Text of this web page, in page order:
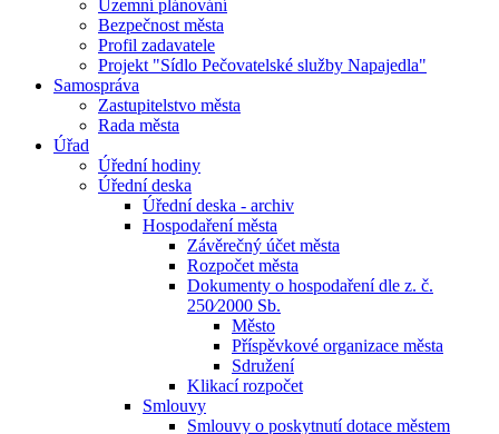
Územní plánování
Bezpečnost města
Profil zadavatele
Projekt "Sídlo Pečovatelské služby Napajedla"
Samospráva
Zastupitelstvo města
Rada města
Úřad
Úřední hodiny
Úřední deska
Úřední deska - archiv
Hospodaření města
Závěrečný účet města
Rozpočet města
Dokumenty o hospodaření dle z. č.
250⁄2000 Sb.
Město
Příspěvkové organizace města
Sdružení
Klikací rozpočet
Smlouvy
Smlouvy o poskytnutí dotace městem